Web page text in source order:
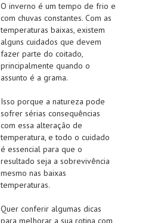
O inverno é um tempo de frio e
com chuvas constantes. Com as
temperaturas baixas, existem
alguns cuidados que devem
fazer parte do coitado,
principalmente quando o
assunto é a grama.
Isso porque a natureza pode
sofrer sérias consequências
com essa alteração de
temperatura, e todo o cuidado
é essencial para que o
resultado seja a sobrevivência
mesmo nas baixas
temperaturas.
Quer conferir algumas dicas
para melhorar a sua rotina com